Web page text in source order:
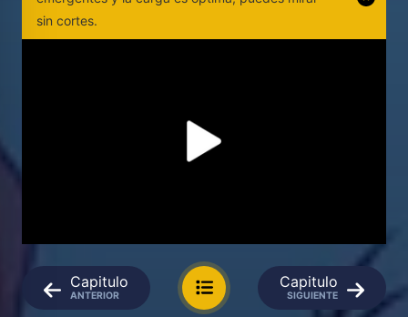
sin cortes.
Capitulo
ANTERIOR
Capitulo
SIGUIENTE